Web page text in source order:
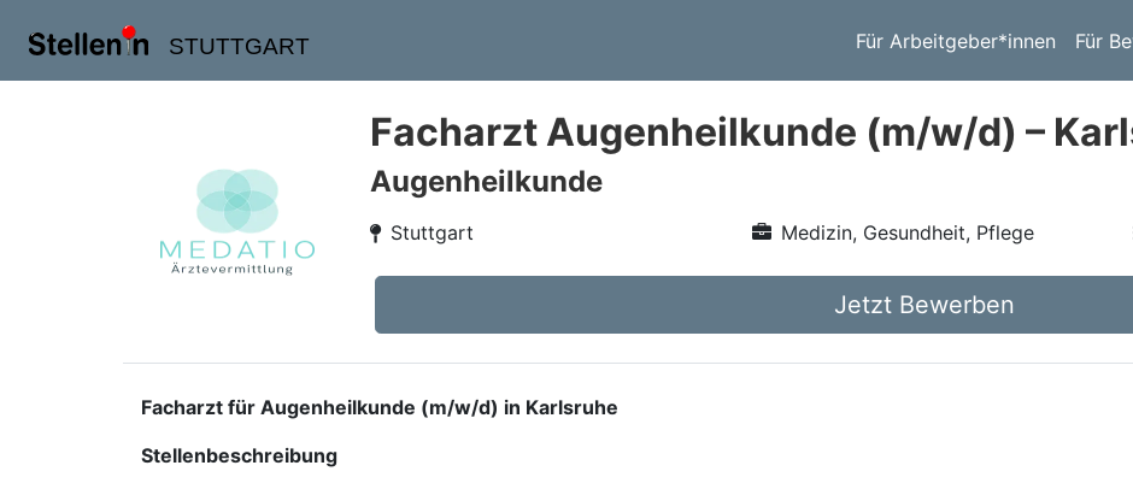
STUTTGART Für Arbeitgeber*innen Für
Facharzt Augenheilkunde (m/w/d) –
Augenheilkunde
Stuttgart Medizin, Gesundheit, Pflege
Jetzt Bewerben
Facharzt für Augenheilkunde (m/w/d) in Karlsruhe
Stellenbeschreibung